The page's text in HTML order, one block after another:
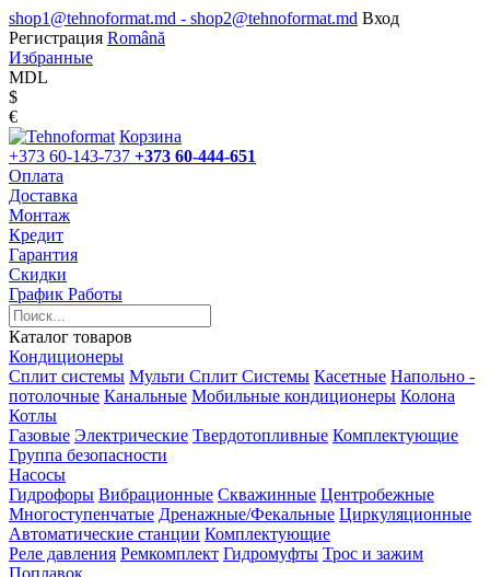
shop1@tehnoformat.md - shop2@tehnoformat.md Вход
Регистрация Română
Избранные
MDL
$
€
Корзина
+373 60-143-737 +373 60-444-651
Оплата
Доставка
Монтаж
Кредит
Гарантия
Скидки
График Работы
Каталог товаров
Кондиционеры
Сплит системы Мульти Сплит Системы Касетные Напольно -
потолочные Канальные Мобильные кондиционеры Колона
Котлы
Газовые Электрические Твердотопливные Комплектующие
Группа безопасности
Насосы
Гидрофоры Вибрационные Скважинные Центробежные
Многоступенчатые Дренажные/Фекальные Циркуляционные
Автоматические станции Комплектующие
Реле давления Ремкомплект Гидромуфты Трос и зажим
Поплавок